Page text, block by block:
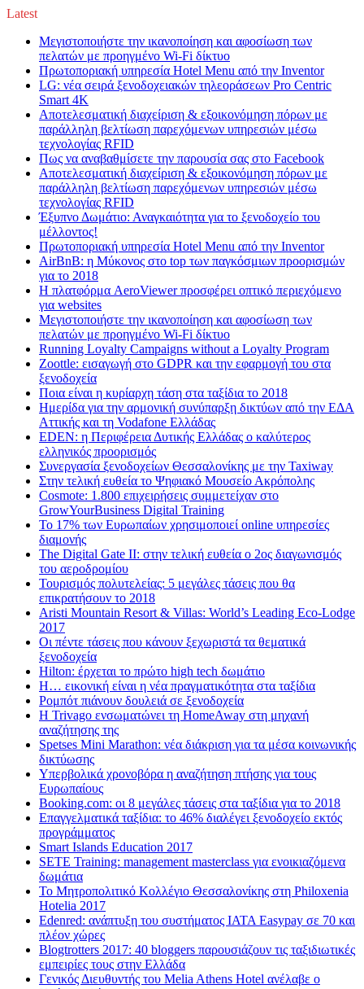
Latest
Μεγιστοποιήστε την ικανοποίηση και αφοσίωση των
πελατών με προηγμένο Wi-Fi δίκτυο
Πρωτοποριακή υπηρεσία Hotel Menu από την Inventor
LG: νέα σειρά ξενοδοχειακών τηλεοράσεων Pro Centric
Smart 4K
Αποτελεσματική διαχείριση & εξοικονόμηση πόρων με
παράλληλη βελτίωση παρεχόμενων υπηρεσιών μέσω
τεχνολογίας RFID
Πως να αναβαθμίσετε την παρουσία σας στο Facebook
Αποτελεσματική διαχείριση & εξοικονόμηση πόρων με
παράλληλη βελτίωση παρεχόμενων υπηρεσιών μέσω
τεχνολογίας RFID
Έξυπνο Δωμάτιο: Αναγκαιότητα για το ξενοδοχείο του
μέλλοντος!
Πρωτοποριακή υπηρεσία Hotel Menu από την Inventor
AirBnB: η Μύκονος στο top των παγκόσμιων προορισμών
για το 2018
Η πλατφόρμα AeroViewer προσφέρει οπτικό περιεχόμενο
για websites
Μεγιστοποιήστε την ικανοποίηση και αφοσίωση των
πελατών με προηγμένο Wi-Fi δίκτυο
Running Loyalty Campaigns without a Loyalty Program
Zoottle: εισαγωγή στο GDPR και την εφαρμογή του στα
ξενοδοχεία
Ποια είναι η κυρίαρχη τάση στα ταξίδια το 2018
Ημερίδα για την αρμονική συνύπαρξη δικτύων από την ΕΔΑ
Αττικής και τη Vodafone Ελλάδας
EDEN: η Περιφέρεια Δυτικής Ελλάδας ο καλύτερος
ελληνικός προορισμός
Συνεργασία ξενοδοχείων Θεσσαλονίκης με την Taxiway
Στην τελική ευθεία το Ψηφιακό Μουσείο Ακρόπολης
Cosmote: 1.800 επιχειρήσεις συμμετείχαν στο
GrowYourBusiness Digital Training
Το 17% των Ευρωπαίων χρησιμοποιεί online υπηρεσίες
διαμονής
The Digital Gate II: στην τελική ευθεία ο 2ος διαγωνισμός
του αεροδρομίου
Τουρισμός πολυτελείας: 5 μεγάλες τάσεις που θα
επικρατήσουν το 2018
Aristi Mountain Resort & Villas: World’s Leading Eco-Lodge
2017
Οι πέντε τάσεις που κάνουν ξεχωριστά τα θεματικά
ξενοδοχεία
Hilton: έρχεται τo πρώτο high tech δωμάτιο
Η… εικονική είναι η νέα πραγματικότητα στα ταξίδια
Ρομπότ πιάνουν δουλειά σε ξενοδοχεία
Η Trivago ενσωματώνει τη HomeAway στη μηχανή
αναζήτησης της
Spetses Mini Marathon: νέα διάκριση για τα μέσα κοινωνικής
δικτύωσης
Υπερβολικά χρονοβόρα η αναζήτηση πτήσης για τους
Ευρωπαίους
Booking.com: οι 8 μεγάλες τάσεις στα ταξίδια για το 2018
Επαγγελματικά ταξίδια: το 46% διαλέγει ξενοδοχείο εκτός
προγράμματος
Smart Islands Education 2017
SETE Training: management masterclass για ενοικιαζόμενα
δωμάτια
Το Μητροπολιτικό Κολλέγιο Θεσσαλονίκης στη Philoxenia
Hotelia 2017
Edenred: ανάπτυξη του συστήματος IATA Easypay σε 70 και
πλέον χώρες
Blogtrotters 2017: 40 bloggers παρουσιάζουν τις ταξιδιωτικές
εμπειρίες τους στην Ελλάδα
Γενικός Διευθυντής του Melia Athens Hotel ανέλαβε ο